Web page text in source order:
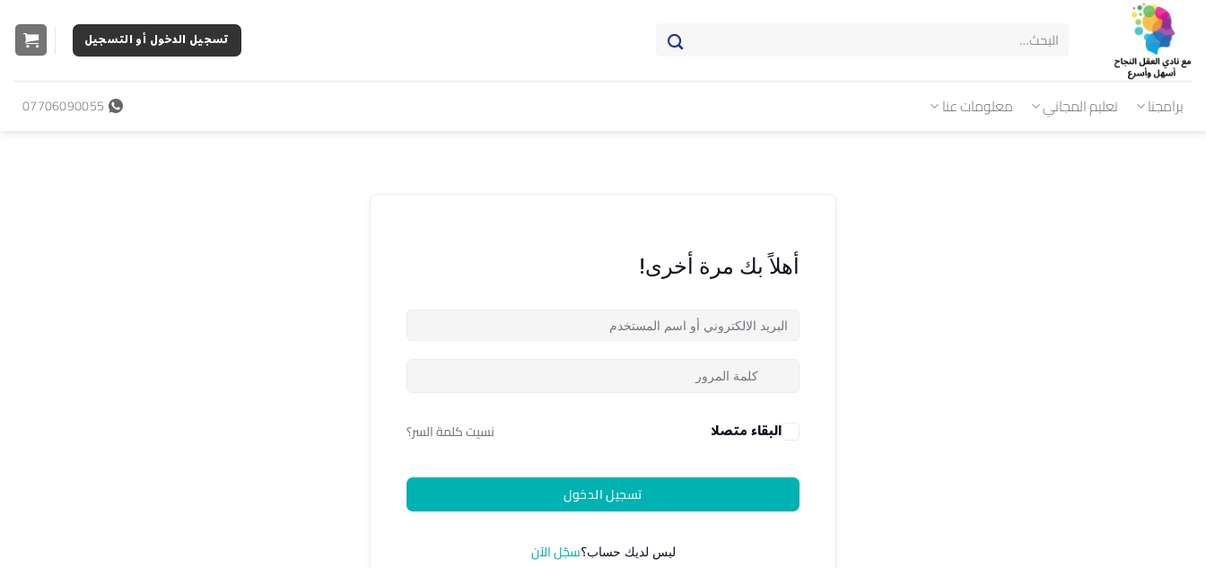
تسجيل الدخول أو التسجيل
برامجنا تعليم المجاني معلومات عنا 07706090055
أهلاً بك مرة أخرى!
البقاء متصلا نسيت كلمة السر؟
تسجيل الدخول
ليس لديك حساب؟سجّل الآن